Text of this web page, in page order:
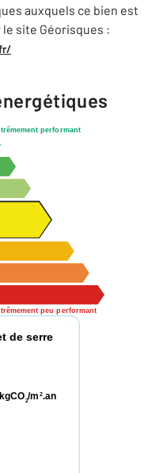
auxquels ce bien est
site Géorisques :
performant
peu performant
de serre
kgCO2/m 2.an